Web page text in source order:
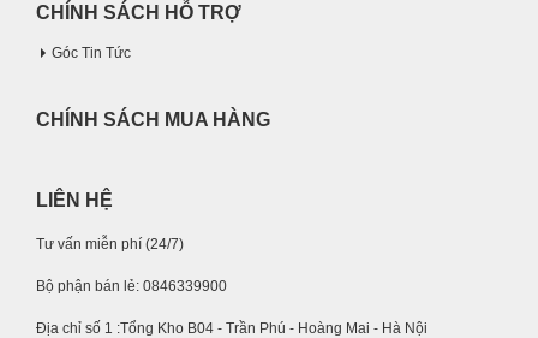
CHÍNH SÁCH HỖ TRỢ
Góc Tin Tức
CHÍNH SÁCH MUA HÀNG
LIÊN HỆ
Tư vấn miễn phí (24/7)
Bộ phận bán lẻ: 0846339900
Địa chỉ số 1 :Tổng Kho B04 - Trần Phú - Hoàng Mai - Hà Nội